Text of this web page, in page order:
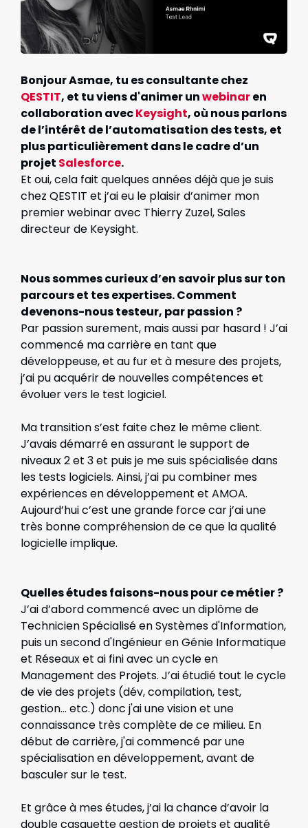
Bonjour Asmae, tu es consultante chez
QESTIT, et tu viens d'animer unwebinaren
collaboration avecKeysight, où nous parlons
de l’intérêt de l’automatisation des tests, et
plus particulièrement dans le cadre d’un
projet Salesforce.
Et oui, cela fait quelques années déjà que je suis
chez QESTIT et j’ai eu le plaisir d’animer mon
premier webinar avec Thierry Zuzel, Sales
directeur de Keysight.
Nous sommes curieux d’en savoir plus sur ton
parcours et tes expertises.Comment
devenons-nous testeur, par passion ?
Par passion surement, mais aussi par hasard ! J’ai
commencé ma carrière en tant que
développeuse, et au fur et à mesure des projets,
j’ai pu acquérir de nouvelles compétences et
évoluer vers le test logiciel.
Ma transition s’est faite chez le même client.
J’avais démarré en assurant le support de
niveaux 2 et 3 et puis je me suis spécialisée dans
les tests logiciels. Ainsi, j’ai pu combiner mes
expériences en développement et AMOA.
Aujourd’hui c’est une grande force car j’ai une
très bonne compréhension de ce que la qualité
logicielle implique.
Quelles études faisons-nous pour ce métier ?
J’ai d’abord commencé avec un diplôme de
Technicien Spécialisé en Systèmes d'Information,
puis un second d'Ingénieur en Génie Informatique
et Réseaux et ai fini avec un cycle en
Management des Projets. J’ai étudié tout le cycle
de vie des projets (dév, compilation, test,
gestion... etc.) donc j'ai une vision et une
connaissance très complète de ce milieu. En
début de carrière, j'ai commencé par une
spécialisation en développement, avant de
basculer sur le test.
Et grâce à mes études, j’ai la chance d’avoir la
double casquette gestion de projets et qualité